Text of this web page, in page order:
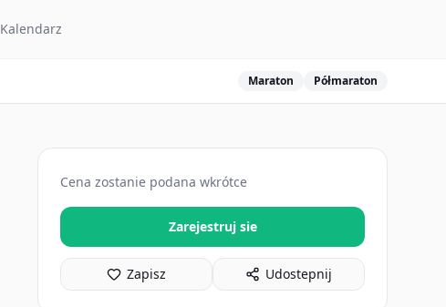
Kalendarz
Maraton Półmaraton
Cena zostanie podana wkrótce
Zarejestruj sie
Zapisz Udostepnij